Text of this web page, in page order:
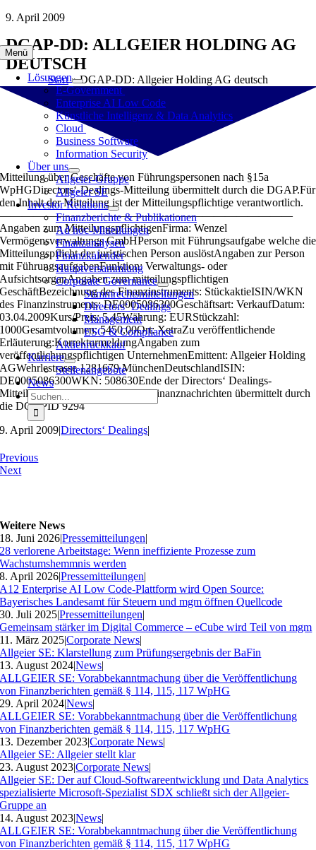
Zum
springen
Menü
Lösungen
E-Government
Enterprise AI Low Code
Künstliche Intelligenz & Data Analytics
Cloud
Business Software
Information Security
Über uns
Allgeier-Gruppe
Allgeier SE
Investor Relations
Finanzberichte & Publikationen
Ad hoc-Mitteilungen
Finanzanalysen
Finanzkalender
Hauptversammlung
Corporate Governance
Stimmrechtsmitteilungen
Directors‘ Dealings
Management
ESG & Compliance
Aktienrückkauf
Karriere
Stellenangebote
News
Suche
nach:
9. April 2009
DGAP-DD: ALLGEIER HOLDING AG
DEUTSCH
Start»DGAP-DD: Allgeier Holding AG deutsch
Mitteilung über Geschäfte von Führungspersonen nach §15a
WpHGDirectors‘-Dealings-Mitteilung übermittelt durch die DGAP.Für
den Inhalt der Mitteilung ist der Mitteilungspflichtige verantwortlich.
——————————————————————————
Angaben zum MitteilungspflichtigenFirma: Wenzel
Vermögensverwaltungs GmbHPerson mit Führungsaufgabe welche die
Mitteilungspflicht der juristischen Person auslöstAngaben zur Person
mit FührungsaufgabenFunktion: Verwaltungs- oder
AufsichtsorganAngaben zum mitteilungspflichtigen
GeschäftBezeichnung des Finanzinstruments: StückaktieISIN/WKN
des Finanzinstruments: DE0005086300Geschäftsart: VerkaufDatum:
03.04.2009Kurs/Preis: 5,45Währung: EURStückzahl:
1000Gesamtvolumen: 5450,00Ort: XetraZu veröffentlichende
Erläuterung:KorrekturmeldungAngaben zum
veröffentlichungspflichtigen UnternehmenEmittent: Allgeier Holding
AGWehrlestrasse 1281679 MünchenDeutschlandISIN:
DE0005086300WKN: 508630Ende der Directors‘ Dealings-
Mitteilung (c) DGAP 09.04.2009 Finanznachrichten übermittelt durch
die DGAPID 9294
9. April 2009|Directors‘ Dealings|
Previous
Next
Weitere News
18. Juni 2026|Pressemitteilungen|
28 verlorene Arbeitstage: Wenn ineffiziente Prozesse zum
Wachstumshemmnis werden
8. April 2026|Pressemitteilungen|
A12 Enterprise AI Low Code-Plattform wird Open Source:
Bayerisches Landesamt für Steuern und mgm öffnen Quellcode
30. Juli 2025|Pressemitteilungen|
Gemeinsam stärker im Digital Commerce – eCube wird Teil von mgm
11. März 2025|Corporate News|
Allgeier SE: Klarstellung zum Prüfungsergebnis der BaFin
13. August 2024|News|
ALLGEIER SE: Vorabbekanntmachung über die Veröffentlichung
von Finanzberichten gemäß § 114, 115, 117 WpHG
29. April 2024|News|
ALLGEIER SE: Vorabbekanntmachung über die Veröffentlichung
von Finanzberichten gemäß § 114, 115, 117 WpHG
13. Dezember 2023|Corporate News|
Allgeier SE: Allgeier stellt klar
23. August 2023|Corporate News|
Allgeier SE: Der auf Cloud-Softwareentwicklung und Data Analytics
spezialisierte Microsoft-Spezialist SDX schließt sich der Allgeier-
Gruppe an
14. August 2023|News|
ALLGEIER SE: Vorabbekanntmachung über die Veröffentlichung
von Finanzberichten gemäß § 114, 115, 117 WpHG